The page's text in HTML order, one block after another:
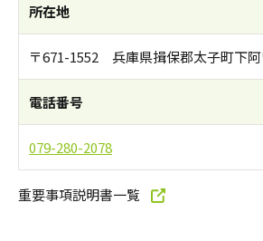
所在地
〒671-1552 兵庫県揖保郡太子町下阿
電話番号
079-280-2078
重要事項説明書一覧